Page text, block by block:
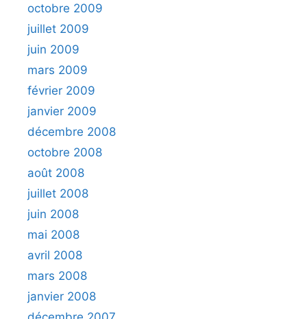
octobre 2009
juillet 2009
juin 2009
mars 2009
février 2009
janvier 2009
décembre 2008
octobre 2008
août 2008
juillet 2008
juin 2008
mai 2008
avril 2008
mars 2008
janvier 2008